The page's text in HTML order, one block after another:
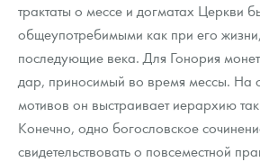
трактаты о мессе и догматах Церкви
общеупотребимыми как при его
последующие века. Для Гонория
дар, приносимый во время мессы. На
мотивов он выстраивает иерархию
Конечно, одно богословское
свидетельствовать о повсеместной